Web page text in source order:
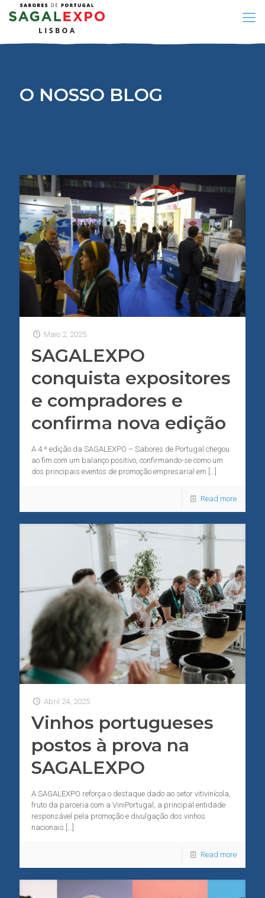
O NOSSO BLOG
Maio 2, 2025
SAGALEXPO
conquista expositores
e compradores e
confirma nova edição
A 4.ª edição da SAGALEXPO – Sabores de Portugal chegou
ao fim com um balanço positivo, confirmando-se como um
dos principais eventos de promoção empresarial em […]
Read more
Abril 24, 2025
Vinhos portugueses
postos à prova na
SAGALEXPO
A SAGALEXPO reforça o destaque dado ao setor vitivinícola,
fruto da parceria com a ViniPortugal, a principal entidade
responsável pela promoção e divulgação dos vinhos
nacionais […]
Read more